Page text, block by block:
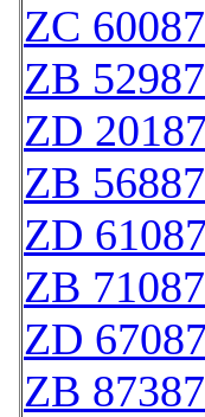
ZC 60087
ZB 52987
ZD
ZB 56887
ZD
ZB 71087
ZD
ZB 87387